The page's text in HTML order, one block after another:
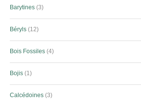
Barytines 3
Béryls 12
Bois Fossiles 4
Bojis 1
Calcédoines 3